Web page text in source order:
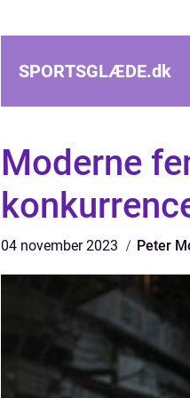
SPORTSGLÆDE.dk
Moderne
04 november 2023 Peter